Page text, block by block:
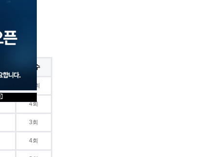
횟수
10회
4회
3회
4회